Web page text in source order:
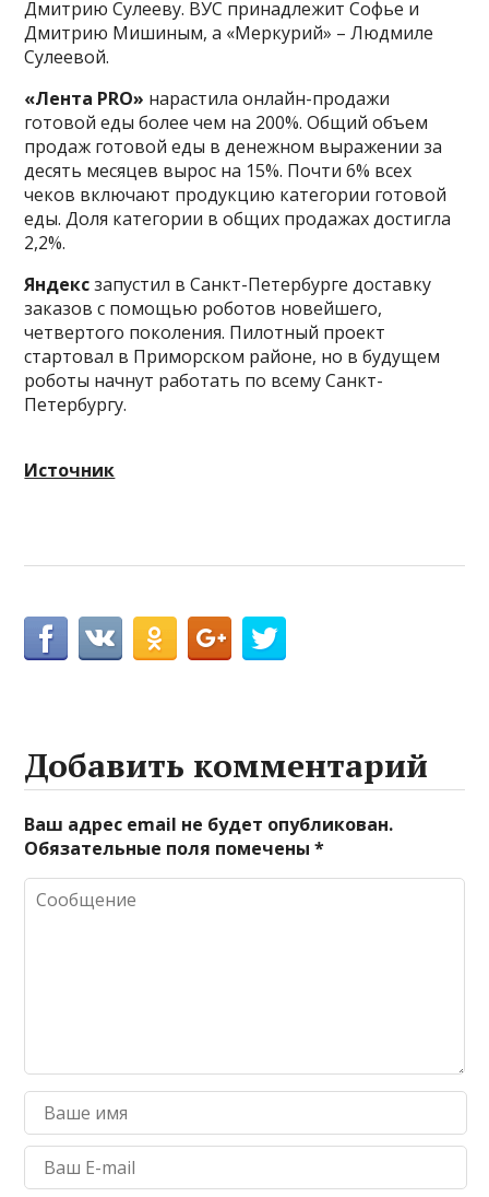
Дмитрию Сулееву. ВУС принадлежит Софье и
Дмитрию Мишиным, а «Меркурий» – Людмиле
Сулеевой.
«Лента PRO» нарастила онлайн-продажи
готовой еды более чем на 200%. Общий объем
продаж готовой еды в денежном выражении за
десять месяцев вырос на 15%. Почти 6% всех
чеков включают продукцию категории готовой
еды. Доля категории в общих продажах достигла
2,2%.
Яндексзапустил в Санкт-Петербурге доставку
заказов с помощью роботов новейшего,
четвертого поколения. Пилотный проект
стартовал в Приморском районе, но в будущем
роботы начнут работать по всему Санкт-
Петербургу.
Источник
Добавить комментарий
Ваш адрес email не будет опубликован.
Обязательные поля помечены*